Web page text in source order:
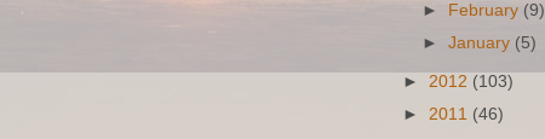
►
February (9)
►January (5)
► 2012 (103)
► 2011 (46)